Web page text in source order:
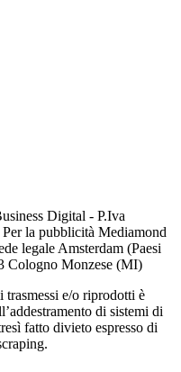
Digital - P.Iva
la pubblicità Mediamond
legale Amsterdam (Paesi
Cologno Monzese (MI)
trasmessi e/o riprodotti è
di sistemi di
fatto divieto espresso di